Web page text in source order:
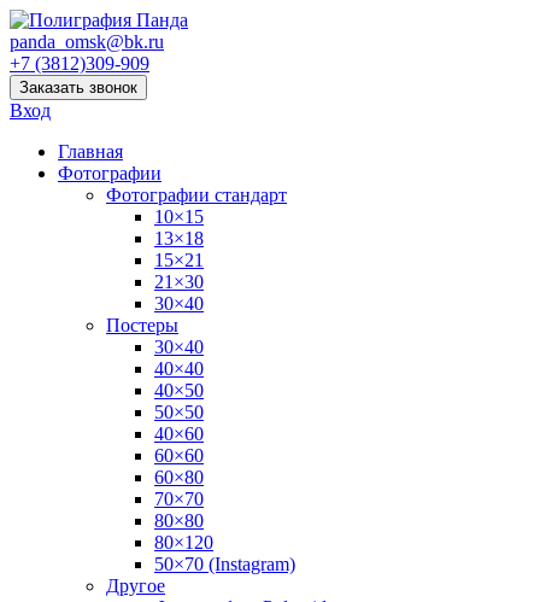
panda_omsk@bk.ru
+7 (3812)309-909
Заказать звонок
Вход
Главная
Фотографии
Фотографии стандарт
10×15
13×18
15×21
21×30
30×40
Постеры
30×40
40×40
40×50
50×50
40×60
60×60
60×80
70×70
80×80
80×120
50×70 (Instagram)
Другое